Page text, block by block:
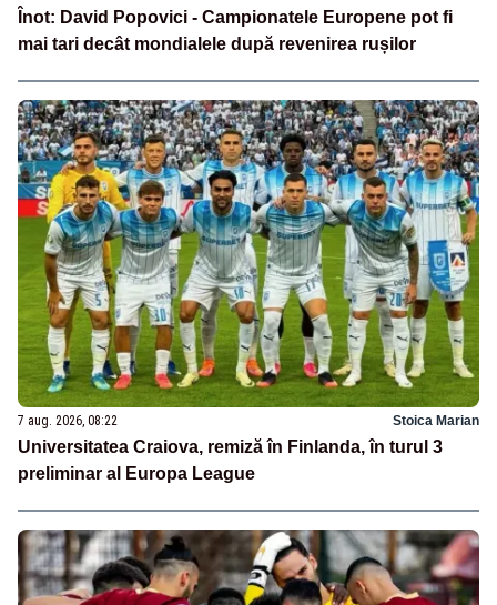
Înot: David Popovici - Campionatele Europene pot fi
mai tari decât mondialele după revenirea rușilor
7 aug. 2026, 08:22 Stoica Marian
Universitatea Craiova, remiză în Finlanda, în turul 3
preliminar al Europa League